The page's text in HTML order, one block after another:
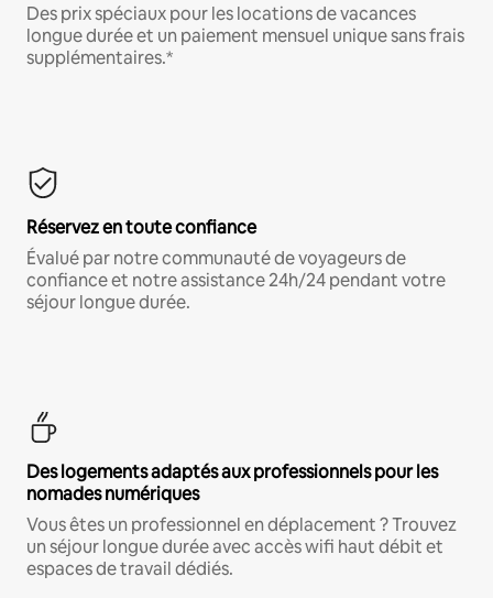
Des prix spéciaux pour les locations de vacances
longue durée et un paiement mensuel unique sans frais
supplémentaires.*
Réservez en toute confiance
Évalué par notre communauté de voyageurs de
confiance et notre assistance 24h/24 pendant votre
séjour longue durée.
Des logements adaptés aux professionnels pour les
nomades numériques
Vous êtes un professionnel en déplacement ? Trouvez
un séjour longue durée avec accès wifi haut débit et
espaces de travail dédiés.